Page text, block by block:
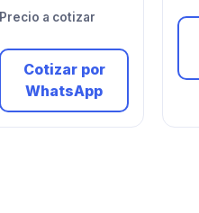
Precio a cotizar
Cotizar por
WhatsApp